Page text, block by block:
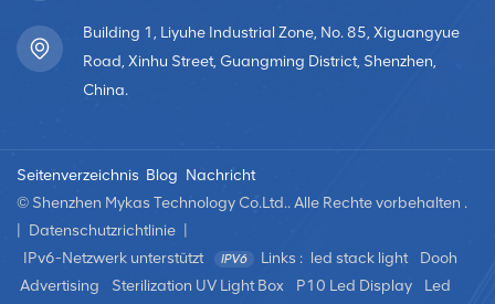
Building 1, Liyuhe Industrial Zone, No. 85, Xiguangyue
Road, Xinhu Street, Guangming District, Shenzhen,
China.
Seitenverzeichnis Blog Nachricht
© Shenzhen Mykas Technology Co.Ltd.. Alle Rechte vorbehalten .
Datenschutzrichtlinie
IPv6-Netzwerk unterstützt
Links : led stack light
Dooh
Advertising
Sterilization UV Light Box P10 Led Display
Led